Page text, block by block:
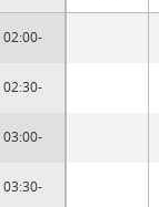
02:00-
02:30-
03:00-
03:30-